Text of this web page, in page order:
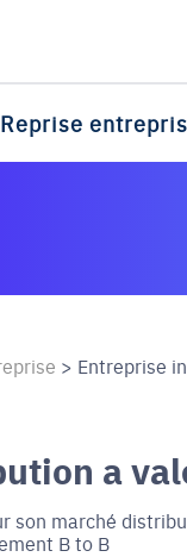
Reprise
> Entreprise
a
son marché
B to B